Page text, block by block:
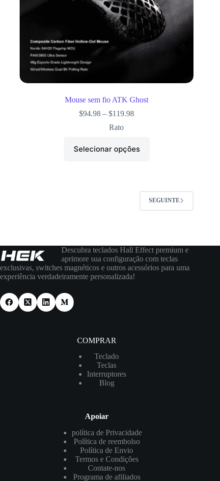
Mouse sem fio ATK Ghost
$94.98 – $119.98
Rato
Selecionar opções
SEGUINTE
Descubra teclados Hall Effect premium e
aprimore sua configuração com teclas
exclusivas, switches magnéticos e outros acessórios para uma
experiência verdadeiramente personalizada!
COMPRAR
Teclado
Teclas
Interruptores
Blog
Apoiar
política de Privacidade
Política de reembolso
Política de Envio
Termos e Condições
Contate-nos
Programa de afiliados